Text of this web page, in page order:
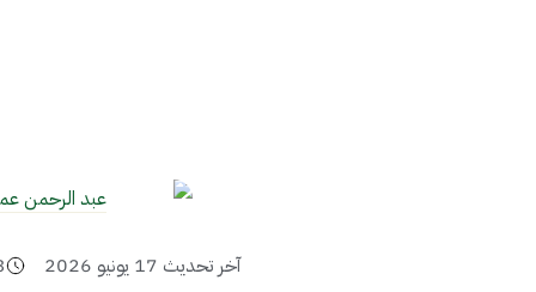
عبد الرحمن
آخر تحديث 17 يونيو 2026